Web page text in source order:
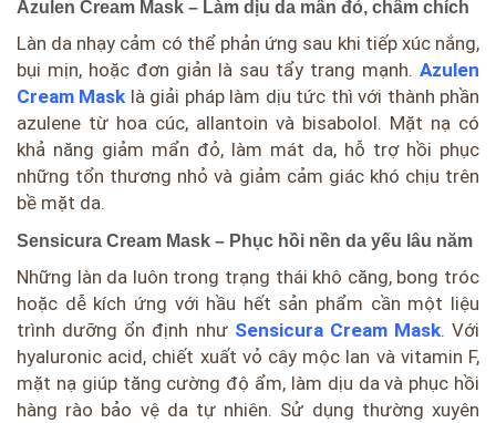
Azulen Cream Mask – Làm dịu da mẩn đỏ, châm chích
Làn da nhạy cảm có thể phản ứng sau khi tiếp xúc nắng,
bụi mịn, hoặc đơn giản là sau tẩy trang mạnh. Azulen
Cream Mask là giải pháp làm dịu tức thì với thành phần
azulene từ hoa cúc, allantoin và bisabolol. Mặt nạ có
khả năng giảm mẩn đỏ, làm mát da, hỗ trợ hồi phục
những tổn thương nhỏ và giảm cảm giác khó chịu trên
bề mặt da.
Sensicura Cream Mask – Phục hồi nền da yếu lâu năm
Những làn da luôn trong trạng thái khô căng, bong tróc
hoặc dễ kích ứng với hầu hết sản phẩm cần một liệu
trình dưỡng ổn định như Sensicura Cream Mask. Với
hyaluronic acid, chiết xuất vỏ cây mộc lan và vitamin F,
mặt nạ giúp tăng cường độ ẩm, làm dịu da và phục hồi
hàng rào bảo vệ da tự nhiên. Sử dụng thường xuyên